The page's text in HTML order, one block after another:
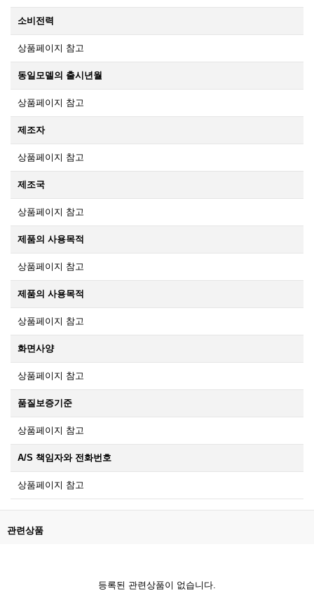
소비전력
상품페이지 참고
동일모델의 출시년월
상품페이지 참고
제조자
상품페이지 참고
제조국
상품페이지 참고
제품의 사용목적
상품페이지 참고
제품의 사용목적
상품페이지 참고
화면사양
상품페이지 참고
품질보증기준
상품페이지 참고
A/S 책임자와 전화번호
상품페이지 참고
관련상품
등록된 관련상품이 없습니다.